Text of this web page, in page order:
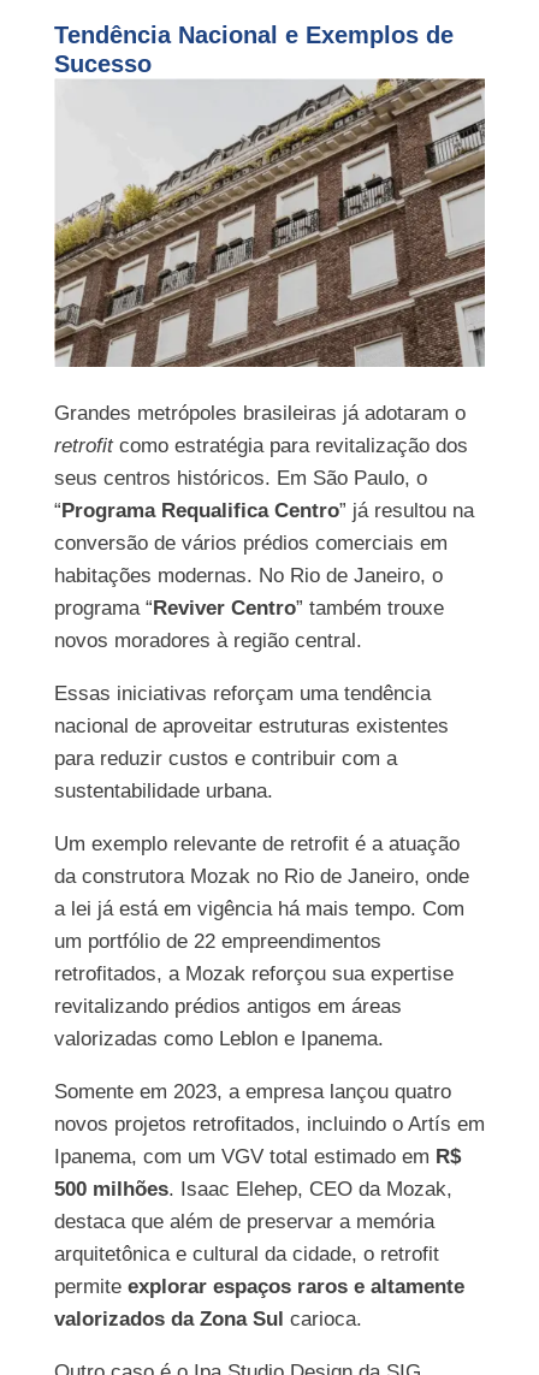
Tendência Nacional e Exemplos de
Sucesso
Grandes metrópoles brasileiras já adotaram o
retrofitcomo estratégia para revitalização dos
seus centros históricos. Em São Paulo, o
“Programa Requalifica Centro” já resultou na
conversão de vários prédios comerciais em
habitações modernas. No Rio de Janeiro, o
programa “Reviver Centro” também trouxe
novos moradores à região central.
Essas iniciativas reforçam uma tendência
nacional de aproveitar estruturas existentes
para reduzir custos e contribuir com a
sustentabilidade urbana.
Um exemplo relevante de retrofit é a atuação
da construtora Mozak no Rio de Janeiro, onde
a lei já está em vigência há mais tempo. Com
um portfólio de 22 empreendimentos
retrofitados, a Mozak reforçou sua expertise
revitalizando prédios antigos em áreas
valorizadas como Leblon e Ipanema.
Somente em 2023, a empresa lançou quatro
novos projetos retrofitados, incluindo o Artís em
Ipanema, com um VGV total estimado em R$
500 milhões. Isaac Elehep, CEO da Mozak,
destaca que além de preservar a memória
arquitetônica e cultural da cidade, o retrofit
permite explorar espaços raros e altamente
valorizados da Zona Sul carioca.